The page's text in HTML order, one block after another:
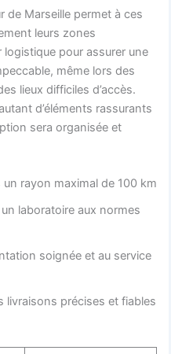
Marseille permet à ces
leurs zones
logistique pour assurer une
même lors des
lieux difficiles d’accès.
d’éléments rassurants
sera organisée et
rayon maximal de 100 km
laboratoire aux normes
soignée et au service
livraisons précises et fiables